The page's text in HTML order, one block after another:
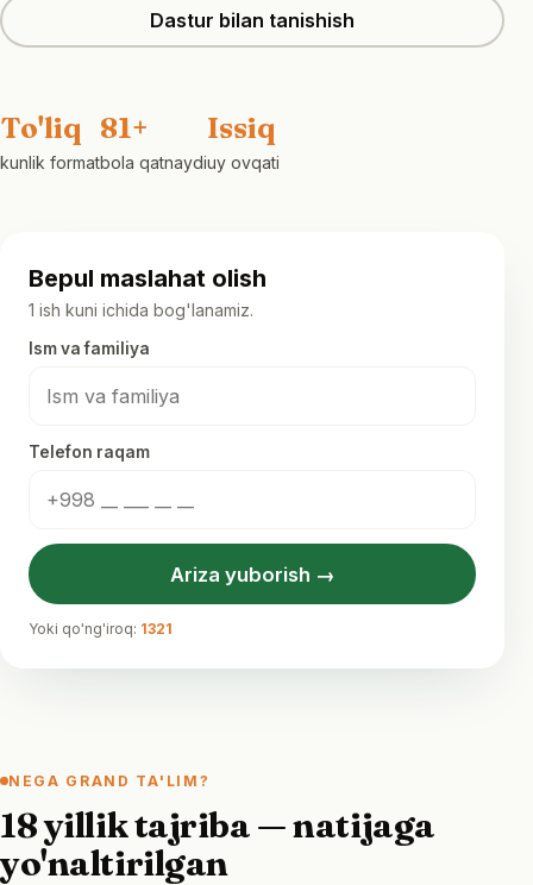
Dastur bilan tanishish
To'liq
kunlik format
81+
bola qatnaydi
Issiq
uy ovqati
Bepul maslahat olish
1 ish kuni ichida bog'lanamiz.
Ism va familiya
Telefon raqam
Ariza yuborish →
Yoki qo'ng'iroq: 1321
NEGA GRAND TA'LIM?
18 yillik tajriba — natijaga
yo'naltirilgan